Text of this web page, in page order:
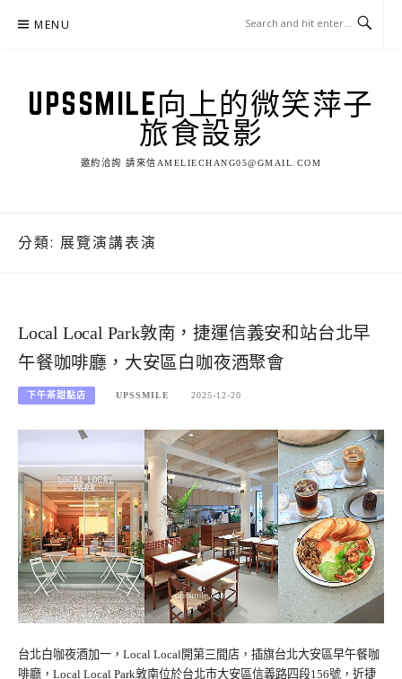
MENU
UPSSMILE向上的微笑萍子
旅食設影
邀約洽詢 請來信AMELIECHANG05@GMAIL.COM
分類: 展覽演講表演
Local Local Park敦南，捷運信義安和站台北早
午餐咖啡廳，大安區白咖夜酒聚會
下午茶甜點店 UPSSMILE 2025-12-20
台北白咖夜酒加一，Local Local開第三間店，插旗台北大安區早午餐咖
啡廳，Local Local Park敦南位於台北市大安區信義路四段156號，近捷